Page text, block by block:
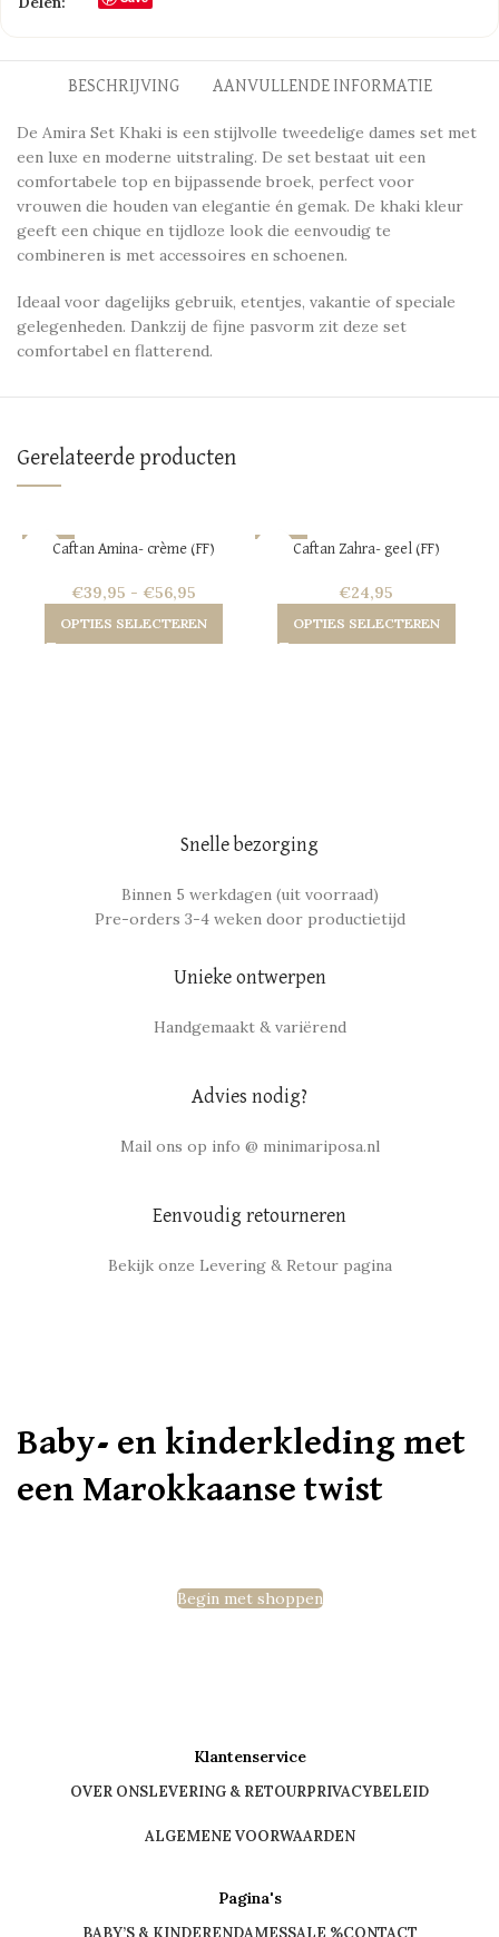
BESCHRIJVING AANVULLENDE INFORMATIE
De Amira Set Khaki is een stijlvolle tweedelige dames set met
een luxe en moderne uitstraling. De set bestaat uit een
comfortabele top en bijpassende broek, perfect voor
vrouwen die houden van elegantie én gemak. De khaki kleur
geeft een chique en tijdloze look die eenvoudig te
combineren is met accessoires en schoenen.
Ideaal voor dagelijks gebruik, etentjes, vakantie of speciale
gelegenheden. Dankzij de fijne pasvorm zit deze set
comfortabel en flatterend.
Gerelateerde producten
-23%Caftan Amina- crème (FF)
€39,95 - €56,95
OPTIES SELECTEREN
-62%Caftan Zahra- geel (FF)
€24,95
OPTIES SELECTEREN
Snelle bezorging
Binnen 5 werkdagen (uit voorraad)
Pre-orders 3-4 weken door productietijd
Unieke ontwerpen
Handgemaakt & variërend
Advies nodig?
Mail ons op info @ minimariposa.nl
Eenvoudig retourneren
Bekijk onze Levering & Retour pagina
Baby- en kinderkleding met
een Marokkaanse twist
Begin met shoppen
Klantenservice
OVER ONSLEVERING & RETOURPRIVACYBELEID
ALGEMENE VOORWAARDEN
Pagina's
BABY’S & KINDERENDAMESSALE %CONTACT